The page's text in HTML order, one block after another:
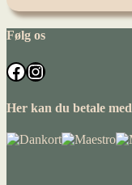
Følg os
Facebook
Instagram
Her kan du betale med